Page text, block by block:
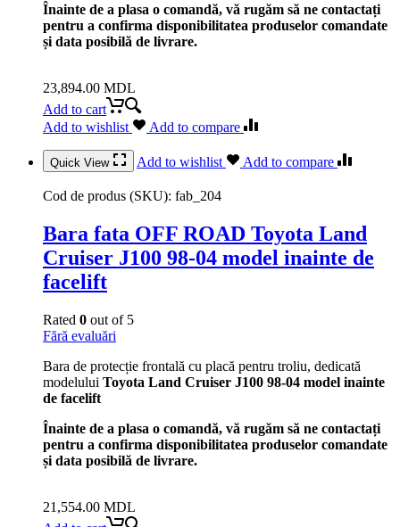
Înainte de a plasa o comandă, vă rugăm să ne contactați
pentru a confirma disponibilitatea produselor comandate
și data posibilă de livrare.
23,894.00 MDL
Add to cart
Add to wishlist
Add to compare
Quick View Add to wishlist Add to compare
Cod de produs (SKU): fab_204
Bara fata OFF ROAD Toyota Land
Cruiser J100 98-04 model inainte de
facelift
Rated 0 out of 5
Fără evaluări
Bara de protecție frontală cu placă pentru troliu, dedicată
modelului Toyota Land Cruiser J100 98-04 model inainte
de facelift
Înainte de a plasa o comandă, vă rugăm să ne contactați
pentru a confirma disponibilitatea produselor comandate
și data posibilă de livrare.
21,554.00 MDL